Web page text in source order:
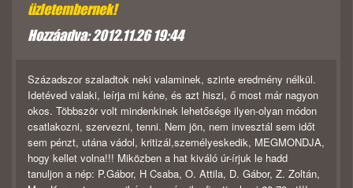
üzletembernek!
Hozzáadva: 2012.11.26 19:44
Századszor szaladtok neki valaminek, szinte eredmény nélkül.
Idetéved valaki, leírja mi kéne, és azt hiszi, ő most már nagyon
okos. Többször volt mindenkinek lehetősége ilyen-olyan módon
csatlakozni, szervezni, tenni. Nem jön, nem invesztál sem időt
sem pénzt, utána vádol, kritizál,személyeskedik, MEGMONDJA,
hogy kellet volna!!! Miközben a hat kiváló úr-írjuk le hadd
tanuljon a nép: P.Gábor, H Csaba, O. Attila, D. Gábor, Z. Zoltán,